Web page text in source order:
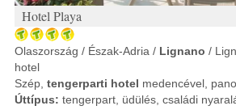
Hotel Playa
Olaszország / Észak-Adria / Lignano /
hotel
Szép, tengerparti hotel medencével,
Úttípus: tengerpart, üdülés, családi